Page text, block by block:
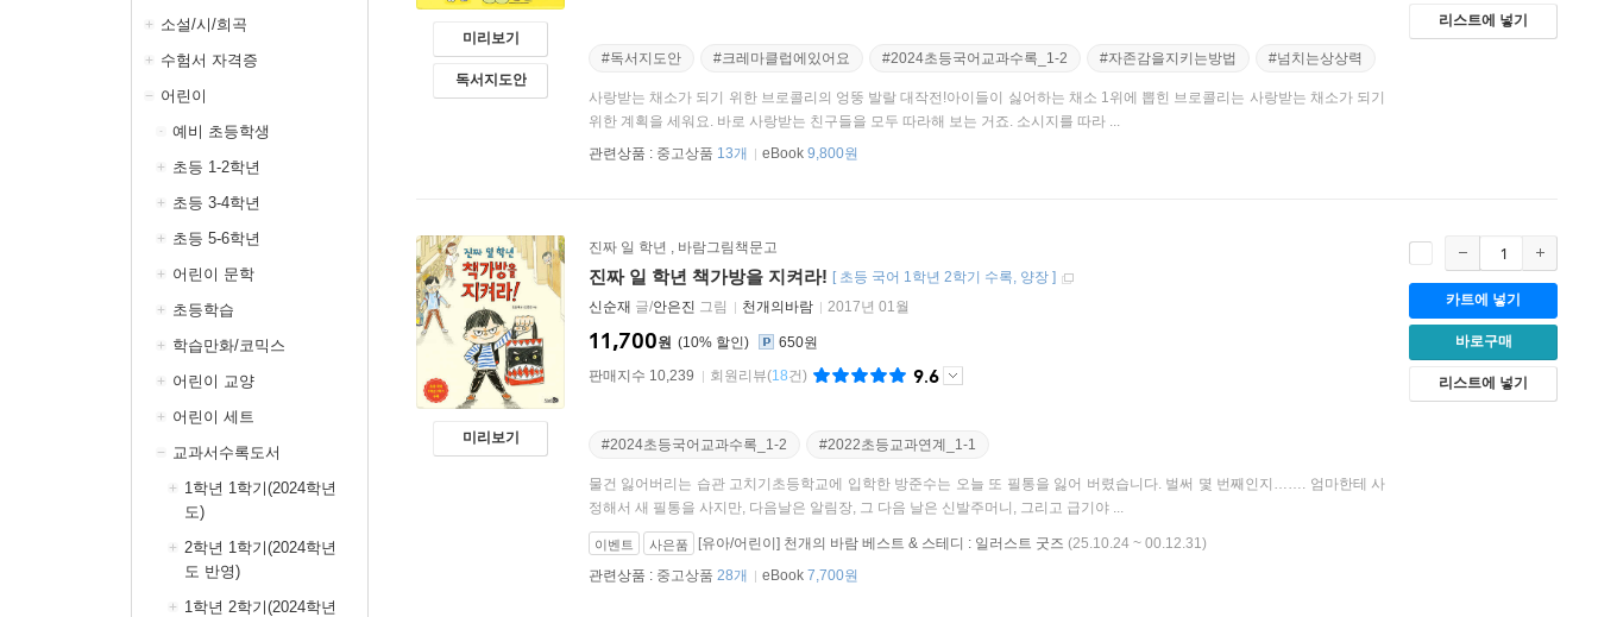
소설/시/희곡
수험서 자격증
어린이
예비 초등학생
초등 1-2학년
초등 3-4학년
초등 5-6학년
어린이 문학
초등학습
학습만화/코믹스
어린이 교양
어린이 세트
교과서수록도서
1학년 1학기(2024학년
도)
2학년 1학기(2024학년
도 반영)
1학년 2학기(2024학년
미리보기
독서지도안
#독서지도안 #크레마클럽에있어요 #2024초등국어교과수록_1-2 #자존감을지키는방법 #넘치는상상력
사랑받는 채소가 되기 위한 브로콜리의 엉뚱 발랄 대작전!아이들이 싫어하는 채소 1위에 뽑힌 브로콜리는 사랑받는 채소가 되기
위한 계획을 세워요. 바로 사랑받는 친구들을 모두 따라해 보는 거죠. 소시지를 따라 ...
관련상품 : 중고상품 13개 eBook 9,800원
리스트에 넣기
미리보기
진짜 일 학년 , 바람그림책문고
진짜 일 학년 책가방을 지켜라! [ 초등 국어 1학년 2학기 수록 양장 ]
신순재 글/안은진 그림 천개의바람 2017년 01월
10%
11,700원
650원
판매지수 10,239
회원리뷰(18건) 9.6
#2024초등국어교과수록_1-2 #2022초등교과연계_1-1
물건 잃어버리는 습관 고치기초등학교에 입학한 방준수는 오늘 또 필통을 잃어 버렸습니다. 벌써 몇 번째인지……. 엄마한테 사
정해서 새 필통을 사지만, 다음날은 알림장, 그 다음 날은 신발주머니, 그리고 급기야 ...
이벤트 사은품 [유아/어린이] 천개의 바람 베스트 & 스테디 : 일러스트 굿즈 (25.10.24 ~ 00.12.31)
관련상품 : 중고상품 28개 eBook 7,700원
카트에 넣기
바로구매
리스트에 넣기